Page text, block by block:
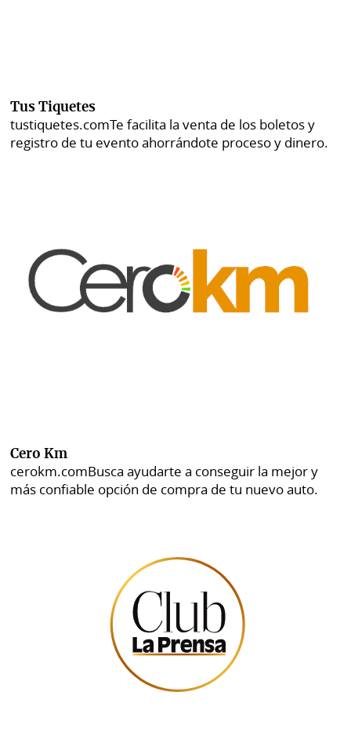
Tus Tiquetes
tustiquetes.comTe facilita la venta de los boletos y
registro de tu evento ahorrándote proceso y dinero.
Cero Km
cerokm.comBusca ayudarte a conseguir la mejor y
más confiable opción de compra de tu nuevo auto.